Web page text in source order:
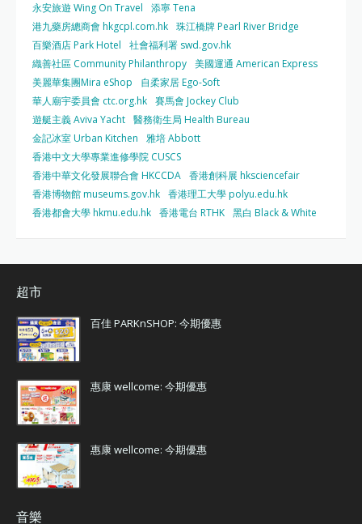
永安旅遊 Wing On Travel
添寧 Tena
港九藥房總商會 hkgcpl.com.hk 珠江橋牌 Pearl River Bridge
百樂酒店 Park Hotel
社會福利署 swd.gov.hk
織善社區 Community Philanthropy 美國運通 American Express
美麗華集團Mira eShop
自柔家居 Ego-Soft
華人廟宇委員會 ctc.org.hk 賽馬會 Jockey Club
遊艇主義 Aviva Yacht 醫務衛生局 Health Bureau
金記冰室 Urban Kitchen
雅培 Abbott
香港中文大學專業進修學院 CUSCS
香港中華文化發展聯合會 HKCCDA 香港創科展 hksciencefair
香港博物館 museums.gov.hk 香港理工大學 polyu.edu.hk
香港都會大學 hkmu.edu.hk 香港電台 RTHK 黑白 Black & White
超市
百佳 PARKnSHOP: 今期優惠
惠康 wellcome: 今期優惠
惠康 wellcome: 今期優惠
音樂